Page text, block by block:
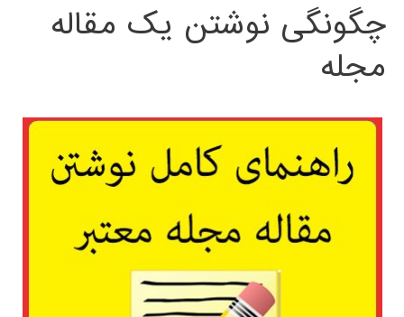
چگونگی نوشتن یک مقاله
مجله